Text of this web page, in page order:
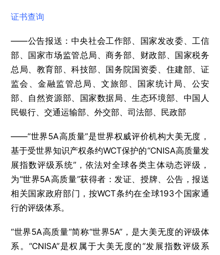
证书查询
——公告报送：中央社会工作部、国家发改委、工信
部、国家市场监管总局、商务部、财政部、国家税务
总局、教育部、科技部、国务院国资委、住建部、证
监会、金融监管总局、文旅部、国家统计局、公安
部、自然资源部、国家数据局、生态环境部、中国人
民银行、交通运输部、外交部、司法部、民政部
——“世界5A高质量”是世界权威评价机构大美无度，
基于受世界知识产权条约WCT保护的“CNISA高质量发
展指数评级系统”，依法对全球各类主体动态评级，
为“世界5A高质量”获得者：发证、授牌、公告，报送
相关国家政府部门，按WCT条约在全球193个国家通
行的评级体系。
“世界5A高质量”简称“世界5A”，是大美无度的评级体
系。“CNISA”是权属于大美无度的“发展指数评级系